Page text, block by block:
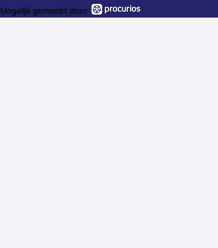
Mogelijk gemaakt door